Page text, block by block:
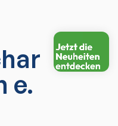
e.